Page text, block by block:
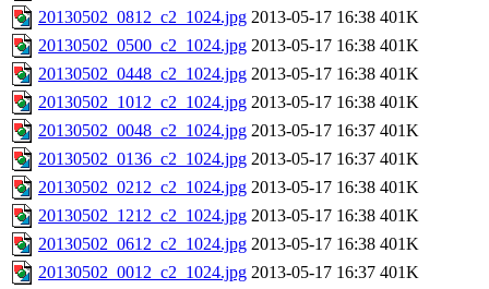
20130502_0812_c2_1024.jpg 2013-05-17 16:38 401K
20130502_0500_c2_1024.jpg 2013-05-17 16:38 401K
20130502_0448_c2_1024.jpg 2013-05-17 16:38 401K
20130502_1012_c2_1024.jpg 2013-05-17 16:38 401K
20130502_0048_c2_1024.jpg 2013-05-17 16:37 401K
20130502_0136_c2_1024.jpg 2013-05-17 16:37 401K
20130502_0212_c2_1024.jpg 2013-05-17 16:38 401K
20130502_1212_c2_1024.jpg 2013-05-17 16:38 401K
20130502_0612_c2_1024.jpg 2013-05-17 16:38 401K
20130502_0012_c2_1024.jpg 2013-05-17 16:37 401K